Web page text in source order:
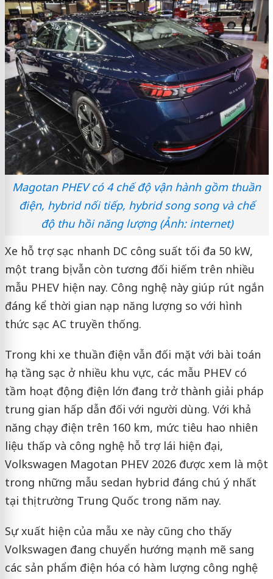
Magotan PHEV có 4 chế độ vận hành gồm thuần
điện, hybrid nối tiếp, hybrid song song và chế
độ thu hồi năng lượng (Ảnh: internet)
Xe hỗ trợ sạc nhanh DC công suất tối đa 50 kW,
một trang bị vẫn còn tương đối hiếm trên nhiều
mẫu PHEV hiện nay. Công nghệ này giúp rút ngắn
đáng kể thời gian nạp năng lượng so với hình
thức sạc AC truyền thống.
Trong khi xe thuần điện vẫn đối mặt với bài toán
hạ tầng sạc ở nhiều khu vực, các mẫu PHEV có
tầm hoạt động điện lớn đang trở thành giải pháp
trung gian hấp dẫn đối với người dùng. Với khả
năng chạy điện trên 160 km, mức tiêu hao nhiên
liệu thấp và công nghệ hỗ trợ lái hiện đại,
Volkswagen Magotan PHEV 2026 được xem là một
trong những mẫu sedan hybrid đáng chú ý nhất
tại thị trường Trung Quốc trong năm nay.
Sự xuất hiện của mẫu xe này cũng cho thấy
Volkswagen đang chuyển hướng mạnh mẽ sang
các sản phẩm điện hóa có hàm lượng công nghệ